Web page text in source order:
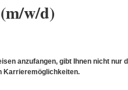
w/d)
anzufangen, gibt Ihnen nicht nur
Karrieremöglichkeiten.